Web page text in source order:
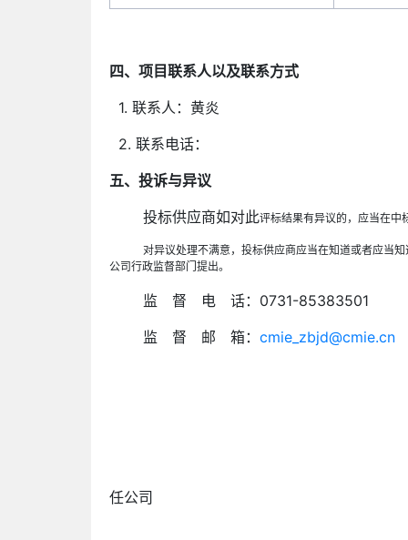
四、项目联系人以及联系方式
1. 联系人：黄炎
2. 联系电话：
五、投诉与异议
投标供应商如对此评标结果有异议的，应当在中
对异议处理不满意，投标供应商应当在知道或者应当
公司行政监督部门提出。
监 督 电 话：0731-85383501
监 督 邮 箱：cmie_zbjd@cmie.cn
任公司